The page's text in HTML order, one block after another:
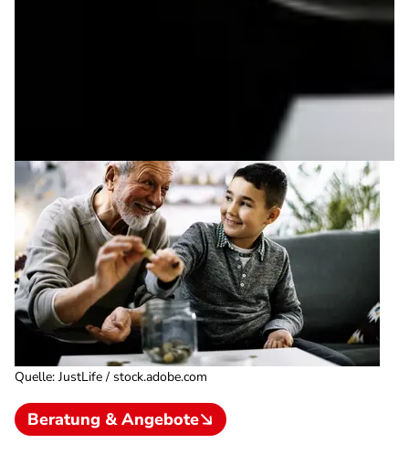
Quelle: JustLife / stock.adobe.com
Beratung & Angebote